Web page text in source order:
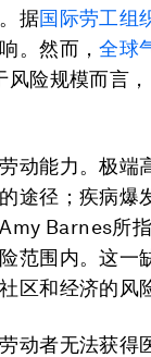
据国际劳工组
。然而，全球
风险规模而言
动能力。极端
途径；疾病爆
Barnes所
范围内。这一
区和经济的风
动者无法获得